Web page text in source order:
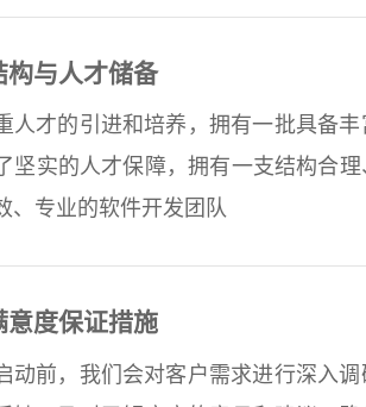
构与人才储备
人才的引进和培养，拥有一批具备
坚实的人才保障，拥有一支结构合
、专业的软件开发团队
意度保证措施
动前，我们会对客户需求进行深入